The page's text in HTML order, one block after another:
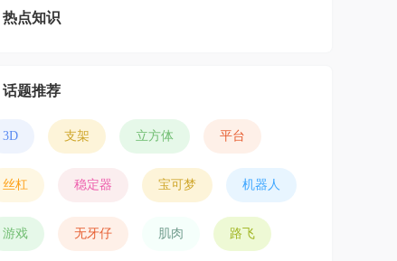
热点知识
话题推荐
3D 支架 立方体 平台
丝杠 稳定器 宝可梦 机器人
游戏 无牙仔 肌肉 路飞